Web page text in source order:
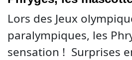
Lors des Jeux
paralympiques, les
sensation ! Surprises